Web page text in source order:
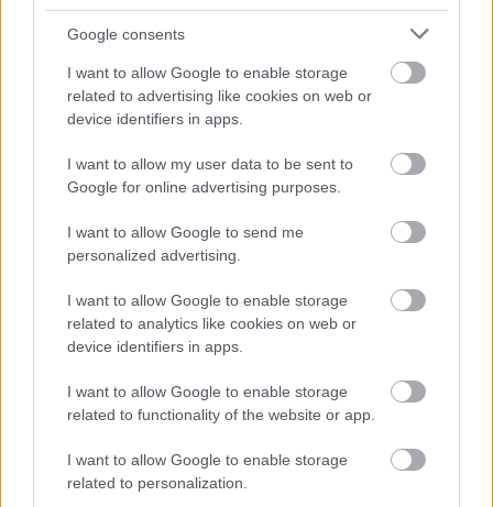
Google consents
I want to allow Google to enable storage
related to advertising like cookies on web or
device identifiers in apps.
I want to allow my user data to be sent to
Google for online advertising purposes.
I want to allow Google to send me
personalized advertising.
I want to allow Google to enable storage
related to analytics like cookies on web or
device identifiers in apps.
I want to allow Google to enable storage
related to functionality of the website or app.
I want to allow Google to enable storage
related to personalization.
μήκος του θα ξεπερνά ελαφρώς αυτό της υπάρχουσας
γενιάς, με τομεταξόνιο
να διαφοροποιείται ελάχιστα και
κατά συνέπεια οι προσφερόμενοι χώροι.
εσωτερικό, οι μεγαλύτερες αλλαγές έρχονται στο
κομμάτι της συνδεσιμότητας